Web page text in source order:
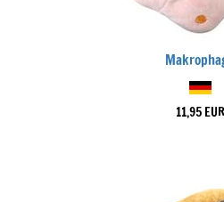
11,95 EUR